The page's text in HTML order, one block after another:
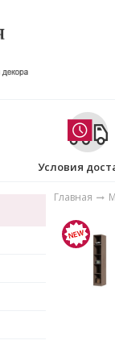
Условия
Главная